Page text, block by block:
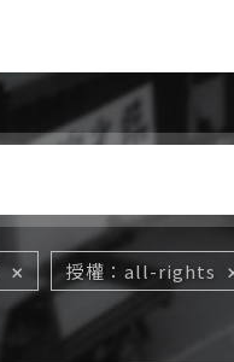
授權 all-rights